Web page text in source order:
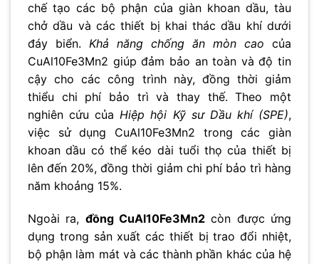
chế tạo các bộ phận của giàn khoan dầu, tàu
chở dầu và các thiết bị khai thác dầu khí dưới
đáy biển. Khả năng chống ăn mòn cao của
CuAl10Fe3Mn2 giúp đảm bảo an toàn và độ tin
cậy cho các công trình này, đồng thời giảm
thiểu chi phí bảo trì và thay thế. Theo một
nghiên cứu củaHiệp hội Kỹ sư Dầu khí (SPE),
việc sử dụng CuAl10Fe3Mn2 trong các giàn
khoan dầu có thể kéo dài tuổi thọ của thiết bị
lên đến 20%, đồng thời giảm chi phí bảo trì hàng
năm khoảng 15%.
Ngoài ra, đồng CuAl10Fe3Mn2 còn được ứng
dụng trong sản xuất các thiết bị trao đổi nhiệt,
bộ phận làm mát và các thành phần khác của hệ